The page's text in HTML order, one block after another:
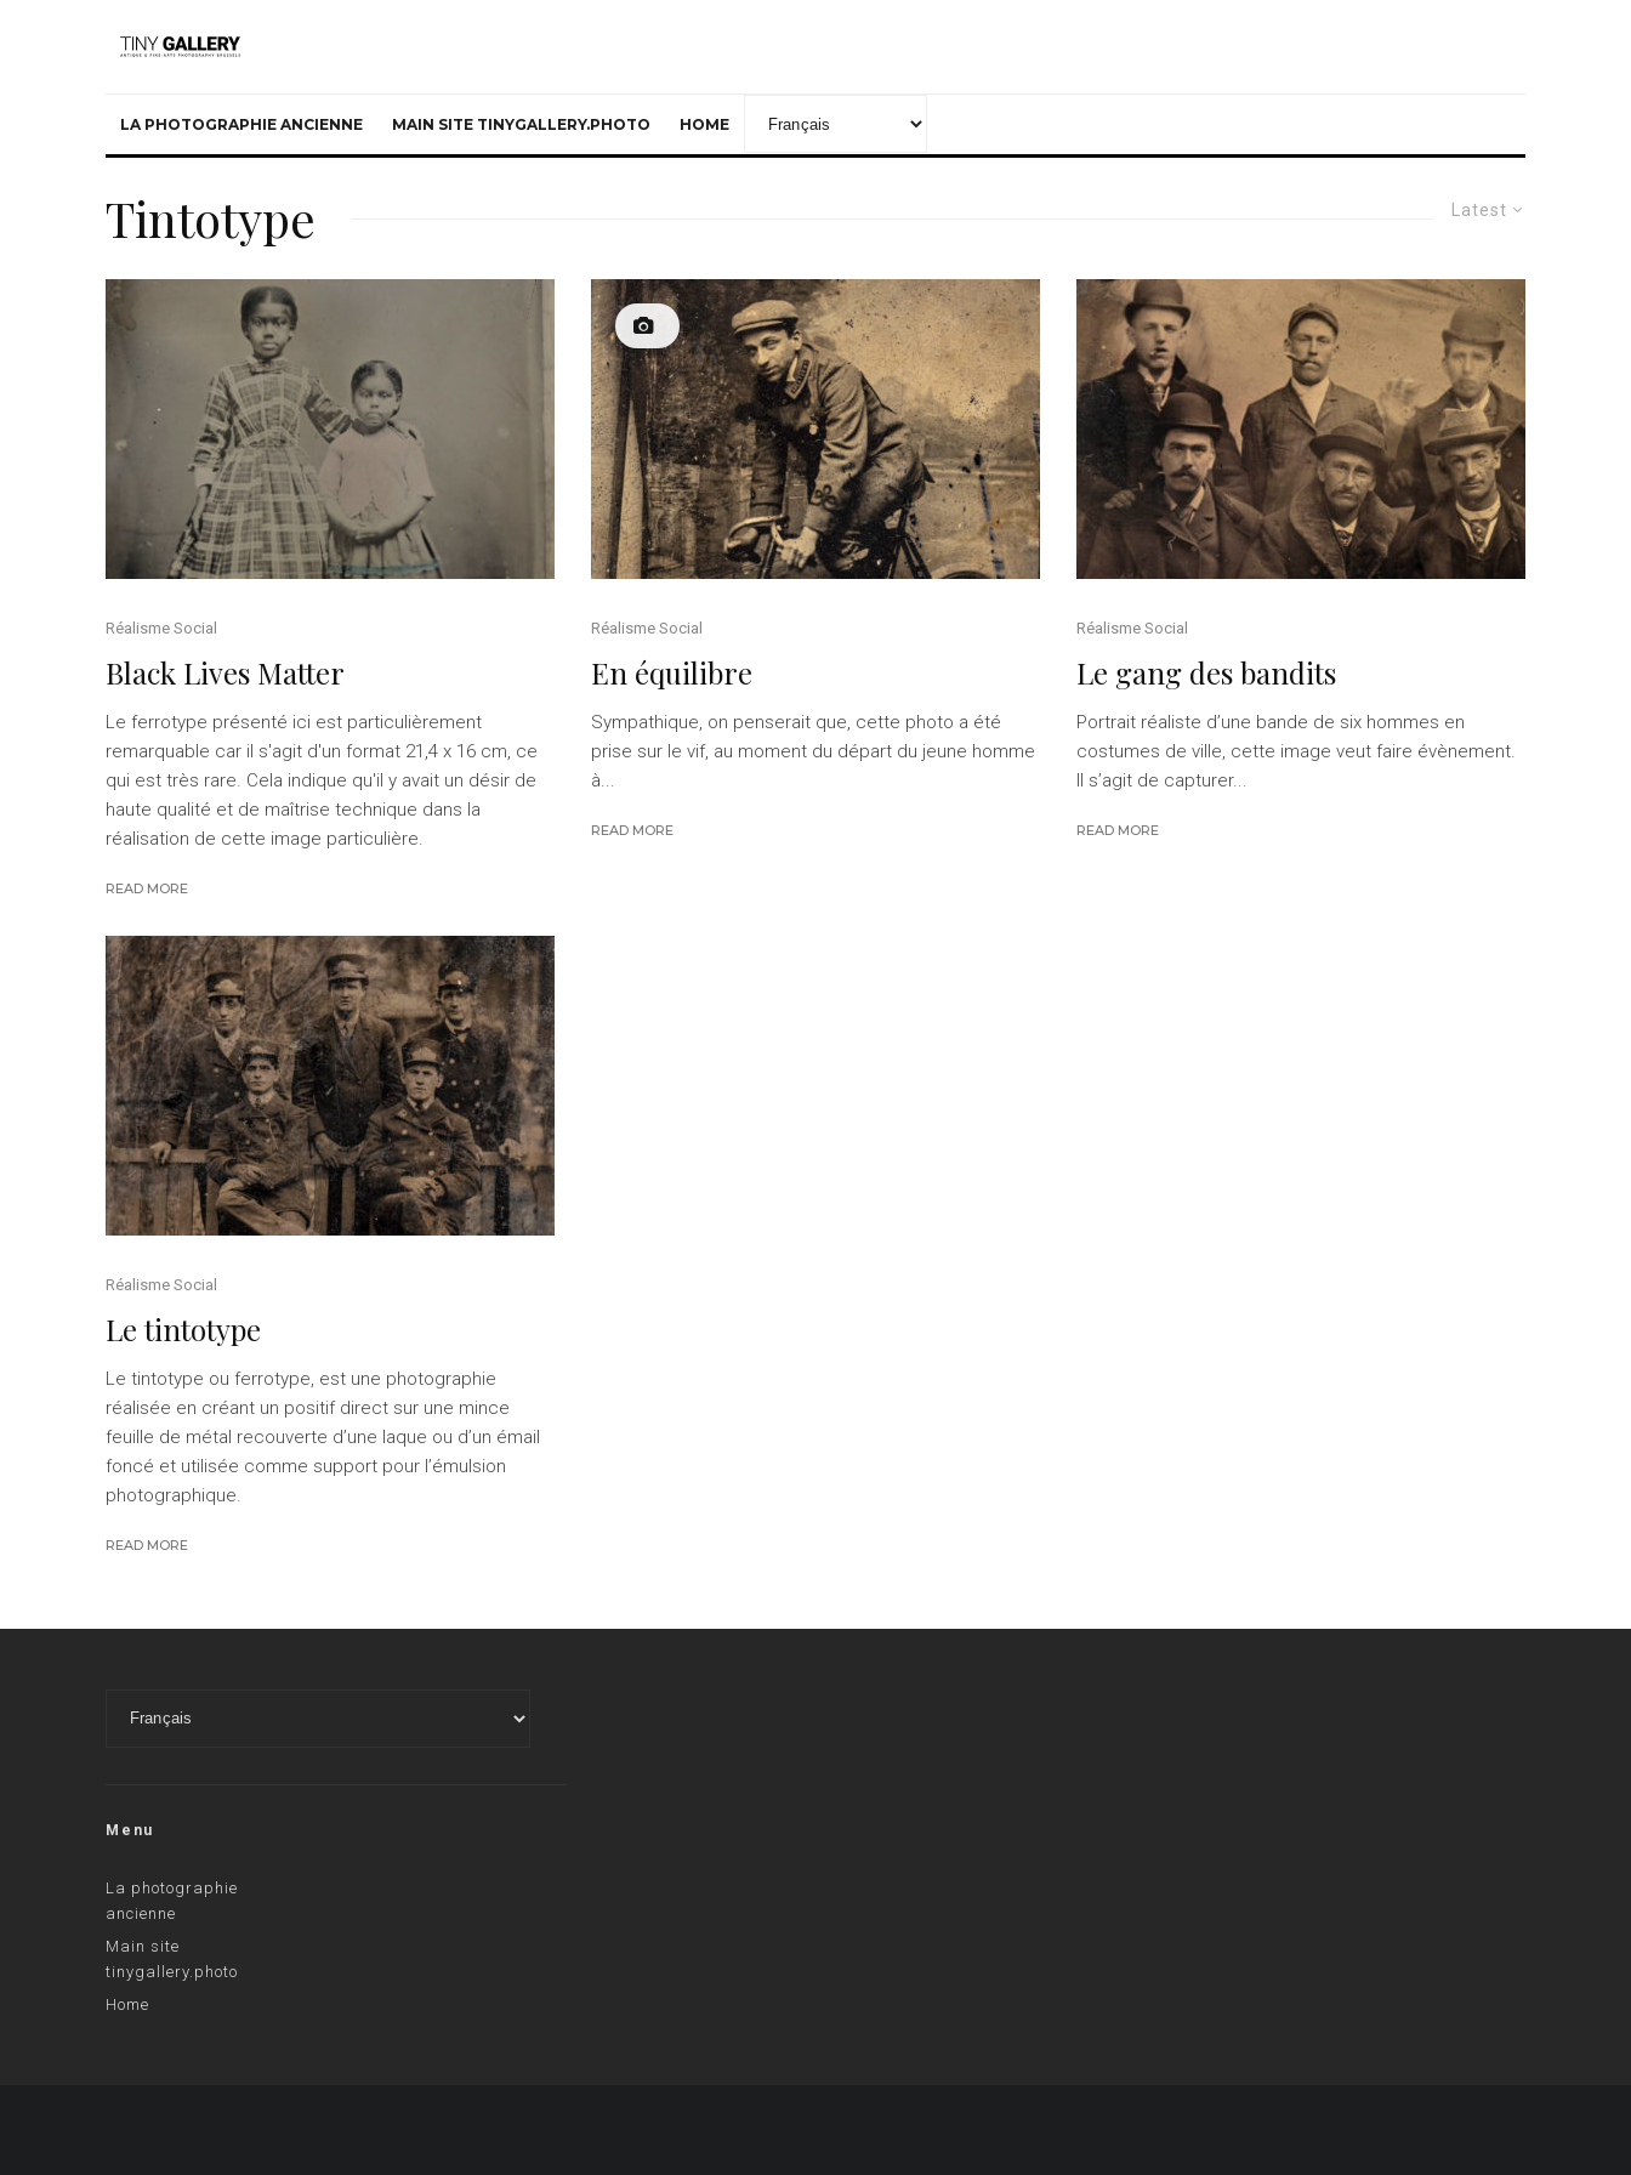
LA PHOTOGRAPHIE ANCIENNE MAIN SITE TINYGALLERY.PHOTO HOME
Latest
Tintotype
Réalisme Social
Black Lives Matter
Le ferrotype présenté ici est particulièrement
remarquable car il s'agit d'un format 21,4 x 16 cm, ce
qui est très rare. Cela indique qu'il y avait un désir de
haute qualité et de maîtrise technique dans la
réalisation de cette image particulière.
READ MORE
Réalisme Social
En équilibre
Sympathique, on penserait que, cette photo a été
prise sur le vif, au moment du départ du jeune homme
à...
READ MORE
Réalisme Social
Le gang des bandits
Portrait réaliste d’une bande de six hommes en
costumes de ville, cette image veut faire évènement.
Il s’agit de capturer...
READ MORE
Réalisme Social
Le tintotype
Le tintotype ou ferrotype, est une photographie
réalisée en créant un positif direct sur une mince
feuille de métal recouverte d’une laque ou d’un émail
foncé et utilisée comme support pour l’émulsion
photographique.
READ MORE
Menu
La photographie
ancienne
Main site
tinygallery.photo
Home